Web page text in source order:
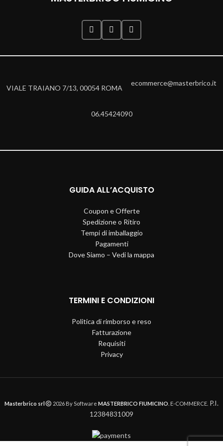
VIALE TRAIANO 7/13, 00054 ROMA
ecommerce@masterbrico.it
06.45424090
GUIDA ALL’ACQUISTO
Coupon e Offerte
Spedizione o Ritiro
Tempi di imballaggio
Pagamenti
Dove Siamo – Vedi la mappa
TERMINI E CONDIZIONI
Politica di rimborso e reso
Fatturazione
Requisiti
Privacy
Masterbrico srl 2026 By Software MASTERBRICO FIUMICINO . E-COMMERCE. P.I.
12384831009